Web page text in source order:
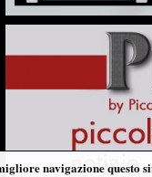
navigazione questo